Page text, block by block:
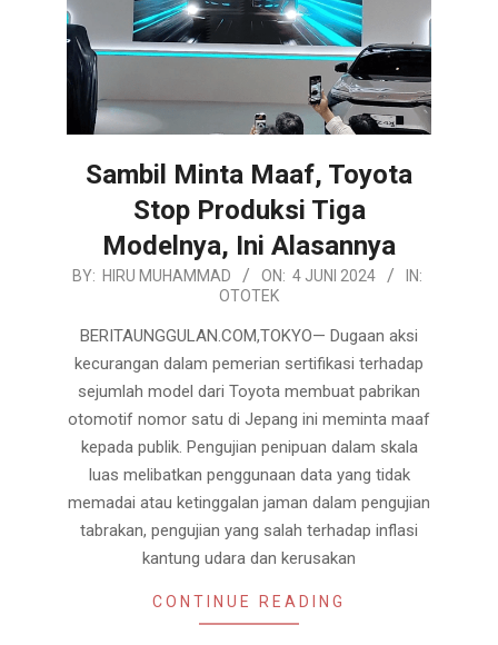
Sambil Minta Maaf, Toyota
Stop Produksi Tiga
Modelnya, Ini Alasannya
2024-
04
BY: HIRU MUHAMMAD ON: 4 JUNI 2024
IN:
OTOTEK
BERITAUNGGULAN.COM,TOKYO— Dugaan aksi
kecurangan dalam pemerian sertifikasi terhadap
sejumlah model dari Toyota membuat pabrikan
otomotif nomor satu di Jepang ini meminta maaf
kepada publik. Pengujian penipuan dalam skala
luas melibatkan penggunaan data yang tidak
memadai atau ketinggalan jaman dalam pengujian
tabrakan, pengujian yang salah terhadap inflasi
kantung udara dan kerusakan
CONTINUE READING